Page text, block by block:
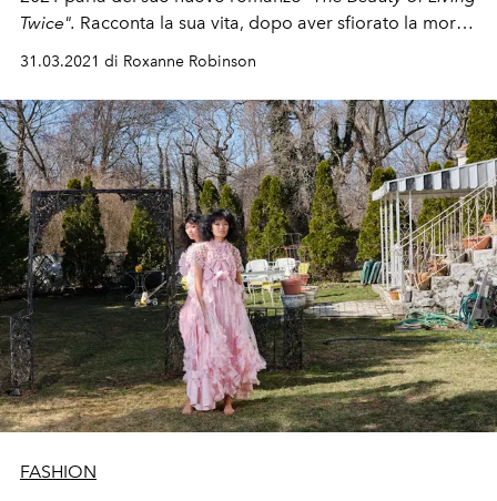
Twice". Racconta la sua vita, dopo aver sfiorato la morte
con un grave ictus, le lotte con la società, i rapporti
31.03.2021 di Roxanne Robinson
FASHION